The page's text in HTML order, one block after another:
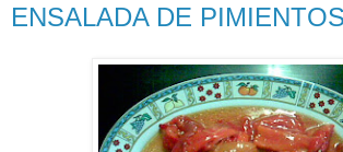
ENSALADA DE